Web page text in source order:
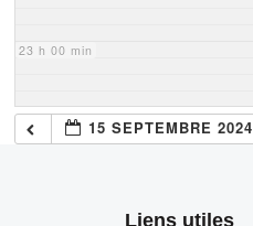
23 h 00 min
15 SEPTEMBRE 2024
Liens utiles